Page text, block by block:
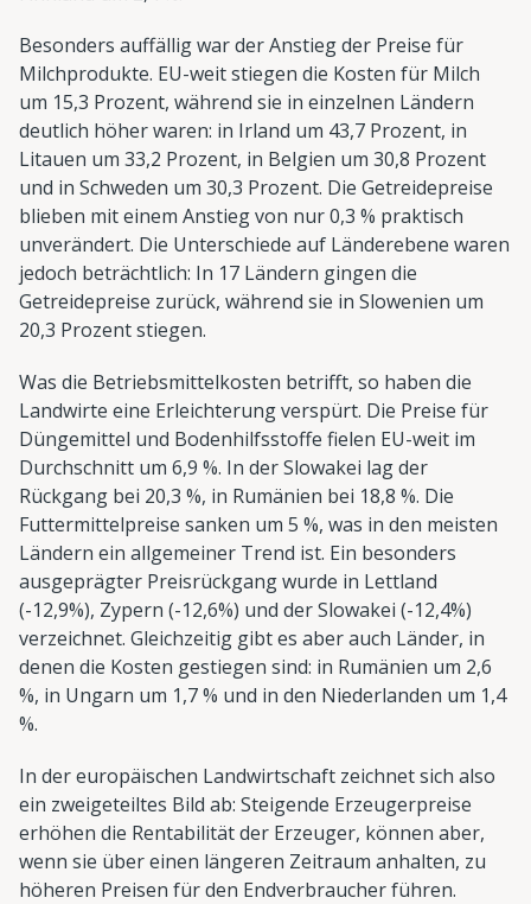
Besonders auffällig war der Anstieg der Preise für
Milchprodukte. EU-weit stiegen die Kosten für Milch
um 15,3 Prozent, während sie in einzelnen Ländern
deutlich höher waren: in Irland um 43,7 Prozent, in
Litauen um 33,2 Prozent, in Belgien um 30,8 Prozent
und in Schweden um 30,3 Prozent. Die Getreidepreise
blieben mit einem Anstieg von nur 0,3 % praktisch
unverändert. Die Unterschiede auf Länderebene waren
jedoch beträchtlich: In 17 Ländern gingen die
Getreidepreise zurück, während sie in Slowenien um
20,3 Prozent stiegen.
Was die Betriebsmittelkosten betrifft, so haben die
Landwirte eine Erleichterung verspürt. Die Preise für
Düngemittel und Bodenhilfsstoffe fielen EU-weit im
Durchschnitt um 6,9 %. In der Slowakei lag der
Rückgang bei 20,3 %, in Rumänien bei 18,8 %. Die
Futtermittelpreise sanken um 5 %, was in den meisten
Ländern ein allgemeiner Trend ist. Ein besonders
ausgeprägter Preisrückgang wurde in Lettland
(-12,9%), Zypern (-12,6%) und der Slowakei (-12,4%)
verzeichnet. Gleichzeitig gibt es aber auch Länder, in
denen die Kosten gestiegen sind: in Rumänien um 2,6
%, in Ungarn um 1,7 % und in den Niederlanden um 1,4
%.
In der europäischen Landwirtschaft zeichnet sich also
ein zweigeteiltes Bild ab: Steigende Erzeugerpreise
erhöhen die Rentabilität der Erzeuger, können aber,
wenn sie über einen längeren Zeitraum anhalten, zu
höheren Preisen für den Endverbraucher führen.